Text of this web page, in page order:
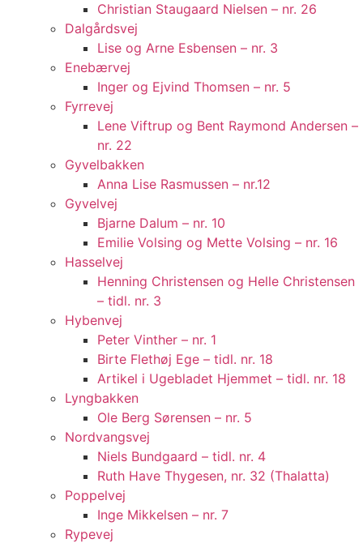
Christian Staugaard Nielsen – nr. 26
Dalgårdsvej
Lise og Arne Esbensen – nr. 3
Enebærvej
Inger og Ejvind Thomsen – nr. 5
Fyrrevej
Lene Viftrup og Bent Raymond Andersen –
nr. 22
Gyvelbakken
Anna Lise Rasmussen – nr.12
Gyvelvej
Bjarne Dalum – nr. 10
Emilie Volsing og Mette Volsing – nr. 16
Hasselvej
Henning Christensen og Helle Christensen
– tidl. nr. 3
Hybenvej
Peter Vinther – nr. 1
Birte Flethøj Ege – tidl. nr. 18
Artikel i Ugebladet Hjemmet – tidl. nr. 18
Lyngbakken
Ole Berg Sørensen – nr. 5
Nordvangsvej
Niels Bundgaard – tidl. nr. 4
Ruth Have Thygesen, nr. 32 (Thalatta)
Poppelvej
Inge Mikkelsen – nr. 7
Rypevej